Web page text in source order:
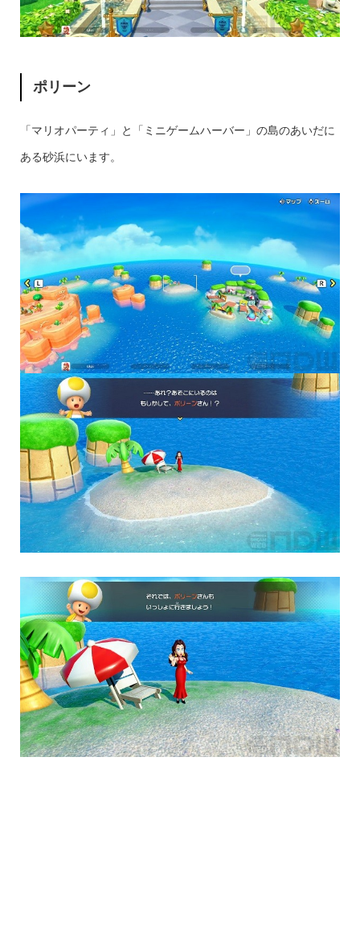
ポリーン
「マリオパーティ」と「ミニゲームハーバー」の島のあいだに
ある砂浜にいます。